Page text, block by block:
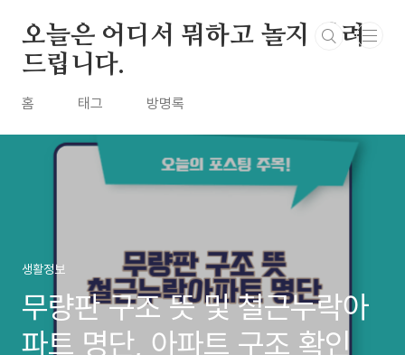
오늘은 어디서 뭐하고 놀지 알려
드립니다.
홈 태그 방명록
생활정보
무량판 구조 뜻 및 철근누락아
파트 명단, 아파트 구조 확인